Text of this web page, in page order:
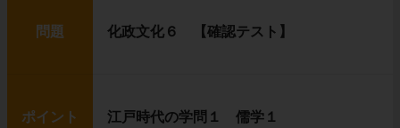
問題 化政文化６ 【確認テスト】
ポイント 江戸時代の学問１ 儒学１